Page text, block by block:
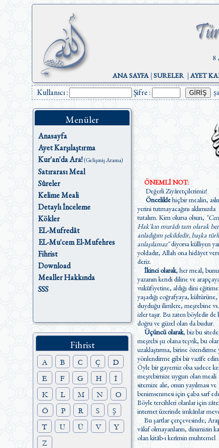
8
ANA SAYFA|SURELER|AYET
Kullanıcı : Şifre :
Menüler
Anasayfa
Ayet Karşılaştırma
Kur'an'da Ara!(Gelişmiş Arama)
Satırarası Meal
Sûreler
Kelime Meali
Detaylı İnceleme
Kökler
EL-Mufredât
EL-Mu'cem El-Mufehres
Fihrist
Download
Mealler Hakkında
SSS
Fihrist
A B C Ç
D
E
F G H
İ
K
L M N
O
Ö
P R S
Ş
T
U Ü V
Y
Z
ÖNEMLİ NOT:
Değerli Ziyâretçilerimiz!
Önceliklehiçbir mealin,
yerini tutmayacağını aklımızda
tutalım. Kim olursa olsun,
Hak'kın murâdı tam olarak
anladığım şekildedir, başka
anlaşılamaz"diyorsa külliyen
yoldadır, Allah ona hidâyet versin
deriz.
İkinci olarak, her meal, bunu
yazanın kendi diline ve
vukûfiyetine, aldığı dini
yaşadığı coğrafyaya,
duyduğu ilimlere, meşrebine
izler taşır. Bu zaten böyledir de belki
doğru ve güzel olan da budur.
Üçüncü olarak, biz bu
meşrebi şu olana teşvik, bu
uzaklaştırma, birine özendirme yada
yönlendirme gibi bir vazîfe
Öyle bir gayemiz olsa sadece
meşrebimize uygun olan meali
sitemize alır, onun yayılması ve
benimsenmesi için çaba sarf
Böyle tercihleri olanlar için
internet üzerinde imkânlar
Bu şartlar çerçevesinde;
vâkıf olmayanların, dinimizin kaynağı
olan kitâb-ı kerîmin muhtemel